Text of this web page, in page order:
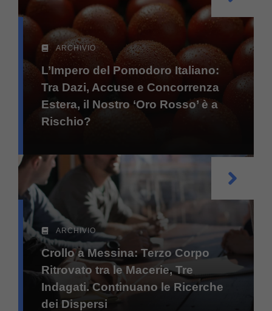
ARCHIVIO
L’Impero del Pomodoro Italiano:
Tra Dazi, Accuse e Concorrenza
Estera, il Nostro ‘Oro Rosso’ è a
Rischio?
ARCHIVIO
Crollo a Messina: Terzo Corpo
Ritrovato tra le Macerie, Tre
Indagati. Continuano le Ricerche
dei Dispersi